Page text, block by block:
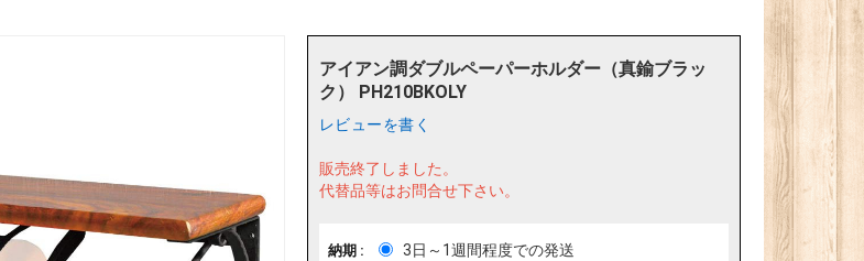
アイアン調ダブルペーパーホルダー（真鍮ブラッ
ク） PH210BKOLY
レビューを書く
販売終了しました。
代替品等はお問合せ下さい。
納期 : 3日～1週間程度での発送